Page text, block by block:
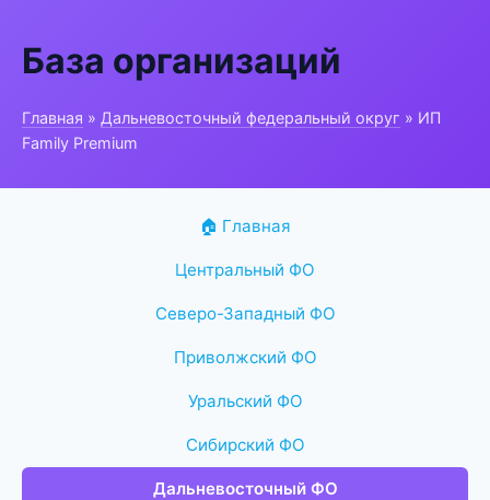
База организаций
Главная » Дальневосточный федеральный округ » ИП
Family Premium
🏠 Главная
Центральный ФО
Северо-Западный ФО
Приволжский ФО
Уральский ФО
Сибирский ФО
Дальневосточный ФО